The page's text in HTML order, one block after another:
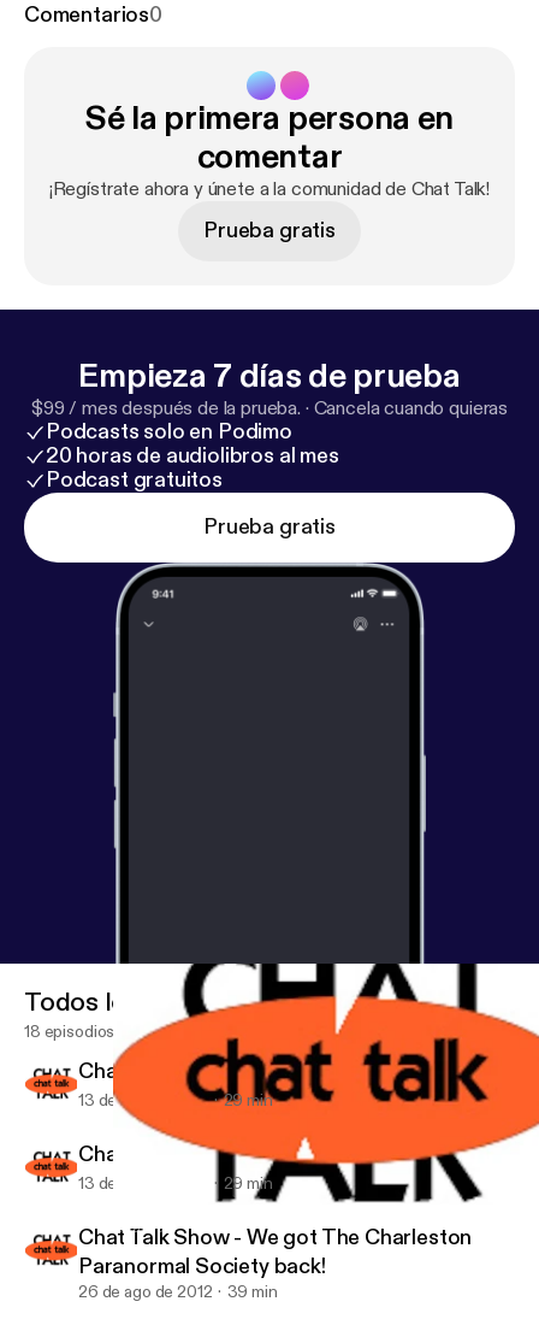
Comentarios0
Sé la primera persona en
comentar
¡Regístrate ahora y únete a la comunidad de Chat Talk!
Prueba gratis
Empieza 7 días de prueba
$99 / mes después de la prueba. · Cancela cuando quieras
Podcasts solo en Podimo
20 horas de audiolibros al mes
Podcast gratuitos
Prueba gratis
Chat Talk
Todos los episodios
18 episodios
Chat Talk - Park Circle Film Society is here!
13 de sep de 2012 29 min
Chat Talk - Park Circle Film Society is here!
13 de sep de 2012 29 min
Chat Talk Show - We got The Charleston
Paranormal Society back!
26 de ago de 2012 39 min